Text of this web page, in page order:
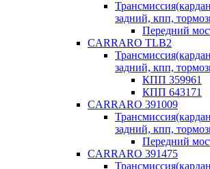
задний, кпп,
Передний
CARRARO TLB2
задний, кпп,
КПП 359961
КПП 643171
CARRARO 391009
задний, кпп,
Передний
CARRARO 391475